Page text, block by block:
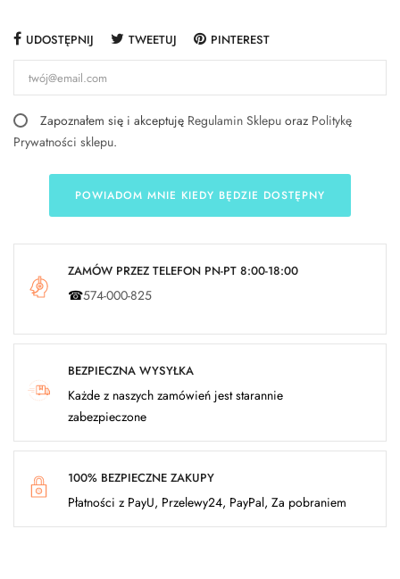
UDOSTĘPNIJ TWEETUJ PINTEREST
Zapoznałem się i akceptuję Regulamin Sklepu oraz Politykę
Prywatności sklepu.
POWIADOM MNIE KIEDY BĘDZIE DOSTĘPNY
ZAMÓW PRZEZ TELEFON PN-PT 8:00-18:00
☎574-000-825
BEZPIECZNA WYSYŁKA
Każde z naszych zamówień jest starannie
zabezpieczone
100% BEZPIECZNE ZAKUPY
Płatności z PayU, Przelewy24, PayPal, Za pobraniem